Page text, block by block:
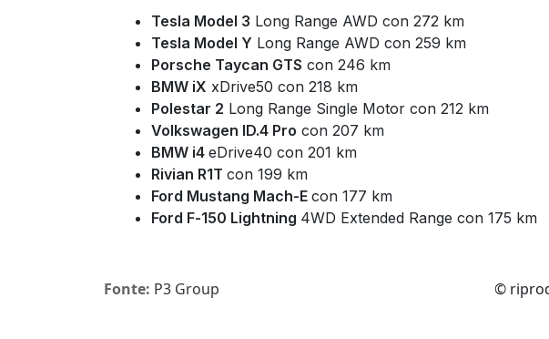
Tesla Model 3 Long Range AWD con 272 km
Tesla Model Y Long Range AWD con 259 km
Porsche Taycan GTS con 246 km
BMW iX xDrive50 con 218 km
Polestar 2 Long Range Single Motor con 212 km
Volkswagen ID.4 Pro con 207 km
BMW i4 eDrive40 con 201 km
Rivian R1T con 199 km
Ford Mustang Mach-E con 177 km
Ford F-150 Lightning 4WD Extended Range con 175 km
Fonte: P3 Group ©